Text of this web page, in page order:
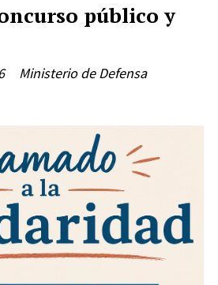
público y
Ministerio de Defensa